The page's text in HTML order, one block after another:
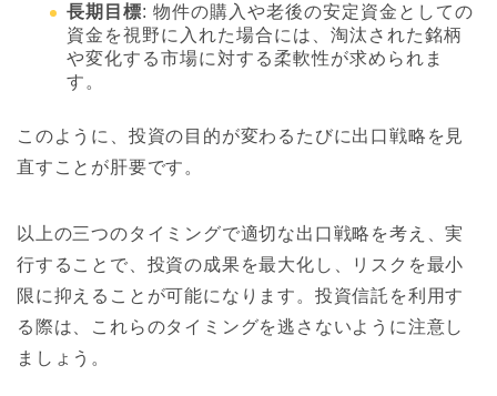
長期目標: 物件の購入や老後の安定資金としての
資金を視野に入れた場合には、淘汰された銘柄
や変化する市場に対する柔軟性が求められま
す。
このように、投資の目的が変わるたびに出口戦略を見
直すことが肝要です。
以上の三つのタイミングで適切な出口戦略を考え、実
行することで、投資の成果を最大化し、リスクを最小
限に抑えることが可能になります。投資信託を利用す
る際は、これらのタイミングを逃さないように注意し
ましょう。